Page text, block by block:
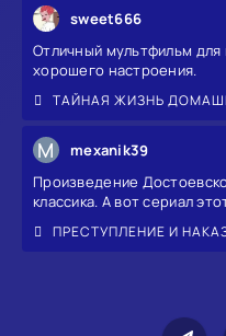
sweet666
Отличный мультфильм
хорошего настроения.
ТАЙНАЯ ЖИЗНЬ
M mexanik39
Произведение
классика. А вот сериал
ПРЕСТУПЛЕНИЕ И